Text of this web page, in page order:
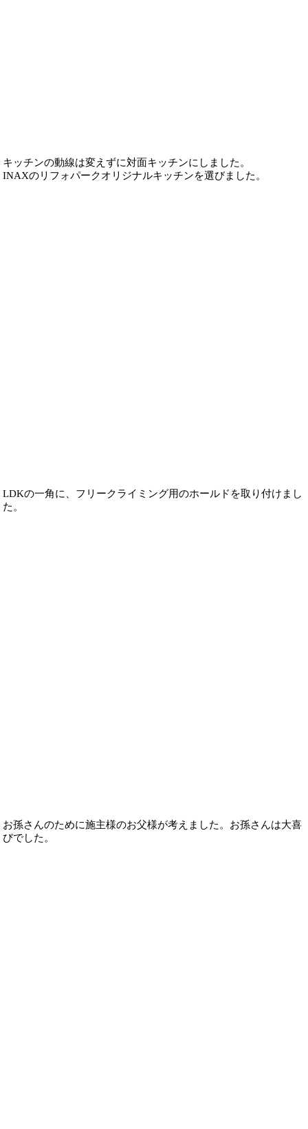
キッチンの動線は変えずに対面キッチンにしました。
INAXのリフォパークオリジナルキッチンを選びました。
LDKの一角に、フリークライミング用のホールドを取り付けまし
た。
お孫さんのために施主様のお父様が考えました。お孫さんは大喜
びでした。